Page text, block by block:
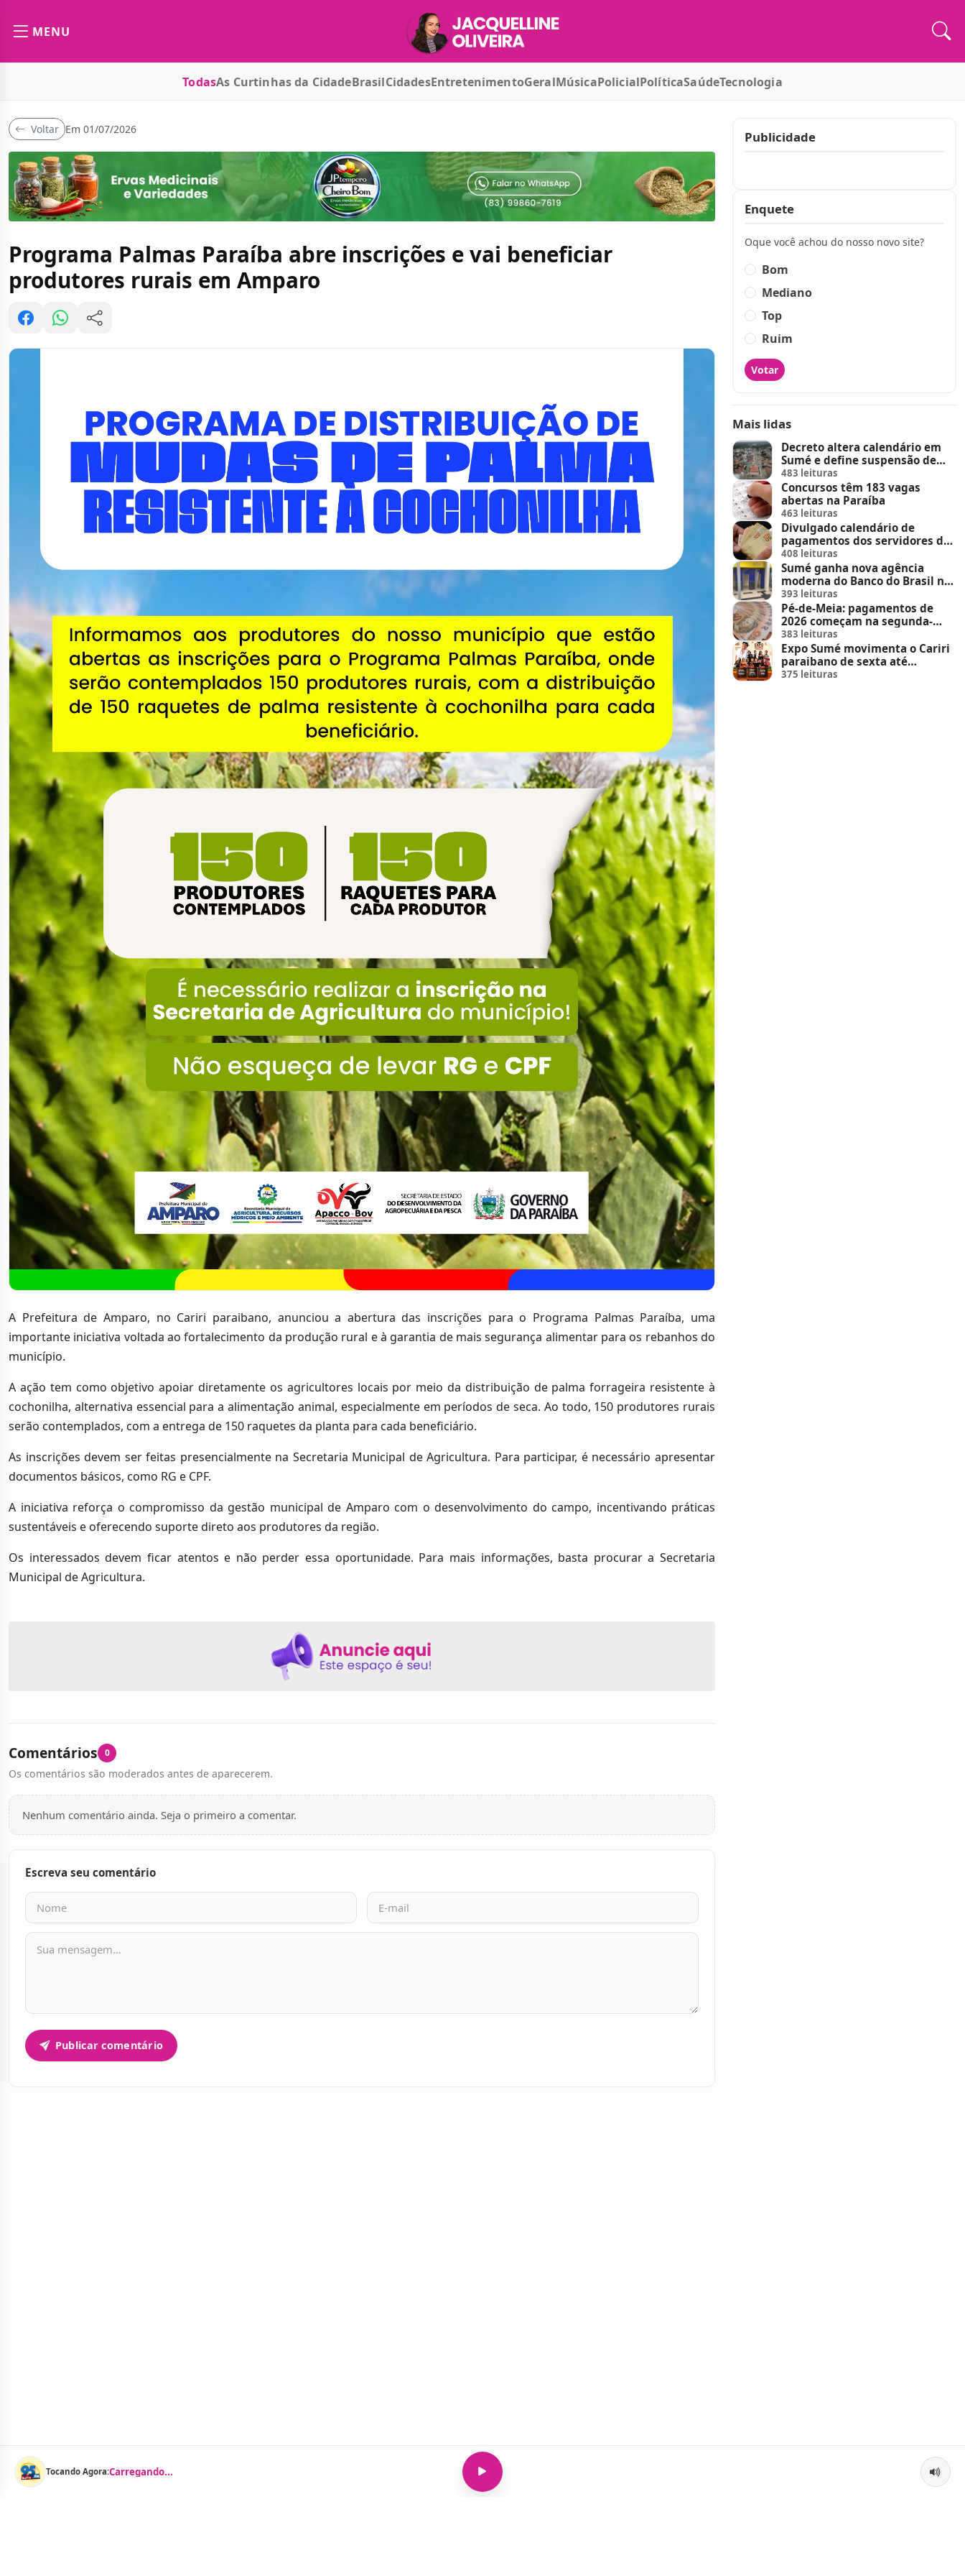
Tocando Agora:Carregando...
MENU
TodasAs Curtinhas da CidadeBrasilCidadesEntretenimentoGeralMúsicaPolicialPolíticaSaúdeTecnologia
Voltar Em 01/07/2026
Programa Palmas Paraíba abre inscrições e vai beneficiar
produtores rurais em Amparo
A Prefeitura de Amparo, no Cariri paraibano, anunciou a abertura das inscrições para o Programa Palmas Paraíba, uma
importante iniciativa voltada ao fortalecimento da produção rural e à garantia de mais segurança alimentar para os rebanhos do
município.
A ação tem como objetivo apoiar diretamente os agricultores locais por meio da distribuição de palma forrageira resistente à
cochonilha, alternativa essencial para a alimentação animal, especialmente em períodos de seca. Ao todo, 150 produtores rurais
serão contemplados, com a entrega de 150 raquetes da planta para cada beneficiário.
As inscrições devem ser feitas presencialmente na Secretaria Municipal de Agricultura. Para participar, é necessário apresentar
documentos básicos, como RG e CPF.
A iniciativa reforça o compromisso da gestão municipal de Amparo com o desenvolvimento do campo, incentivando práticas
sustentáveis e oferecendo suporte direto aos produtores da região.
Os interessados devem ficar atentos e não perder essa oportunidade. Para mais informações, basta procurar a Secretaria
Municipal de Agricultura.
Comentários 0
Os comentários são moderados antes de aparecerem.
Nenhum comentário ainda. Seja o primeiro a comentar.
Escreva seu comentário
Nome
E-mail
Mensagem
Publicar comentário
Publicidade
Enquete
Oque você achou do nosso novo site?
Bom
Mediano
Top
Ruim
Votar
Mais lidas
Decreto altera calendário em
Sumé e define suspensão de
feira de animais e feriados
483 leituras
Concursos têm 183 vagas
abertas na Paraíba
463 leituras
Divulgado calendário de
pagamentos dos servidores do
Estado
408 leituras
Sumé ganha nova agência
moderna do Banco do Brasil no
Sumé Shopping
393 leituras
Pé-de-Meia: pagamentos de
2026 começam na segunda-
feira (23)
383 leituras
Expo Sumé movimenta o Cariri
paraibano de sexta até
domingo
375 leituras